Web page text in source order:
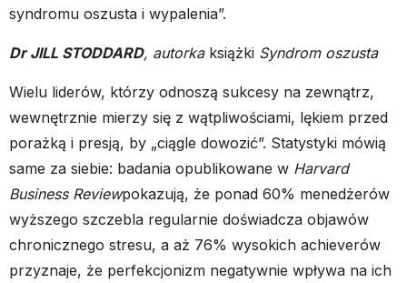
syndromu oszusta i wypalenia”.
Dr JILL STODDARD, autorkaksiążki Syndrom oszusta
Wielu liderów, którzy odnoszą sukcesy na zewnątrz,
wewnętrznie mierzy się z wątpliwościami, lękiem przed
porażką i presją, by „ciągle dowozić”. Statystyki mówią
same za siebie: badania opublikowane w Harvard
Business Reviewpokazują, że ponad 60% menedżerów
wyższego szczebla regularnie doświadcza objawów
chronicznego stresu, a aż 76% wysokich achieverów
przyznaje, że perfekcjonizm negatywnie wpływa na ich